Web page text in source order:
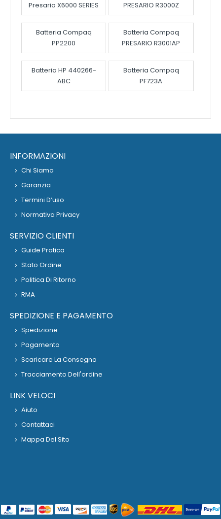
Presario X6000 SERIES
PRESARIO R3000Z
Batteria Compaq
PP2200
Batteria Compaq
PRESARIO R3001AP
Batteria HP 440266-
ABC
Batteria Compaq
PF723A
INFORMAZIONI
Chi Siamo
Garanzia
Termini D’uso
Normativa Privacy
SERVIZIO CLIENTI
Guide Pratica
Stato Ordine
Politica Di Ritorno
RMA
SPEDIZIONE E PAGAMENTO
Spedizione
Pagamento
Scaricare La Consegna
Tracciamento Dell'ordine
LINK VELOCI
Aiuto
Contattaci
Mappa Del Sito